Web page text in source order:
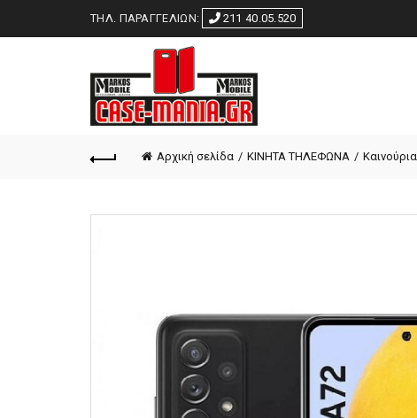
ΤΗΛ. ΠΑΡΑΓΓΕΛΙΩΝ: 211 40.05.520
Αρχική σελίδα ΚΙΝΗΤΑ ΤΗΛΕΦΩΝΑ Καινούρια